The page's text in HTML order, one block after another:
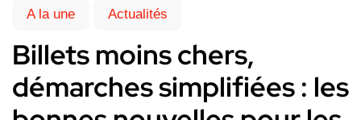
A la une Actualités
Billets moins chers,
démarches simplifiées : les